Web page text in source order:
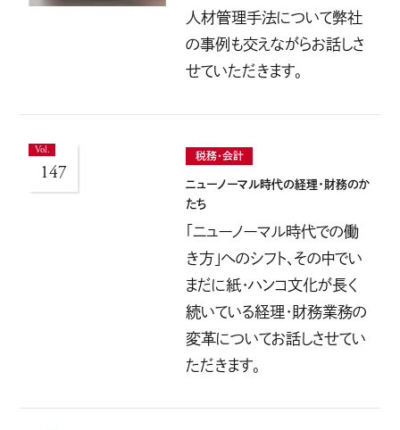
人材管理手法について弊社
の事例も交えながらお話しさ
せていただきます。
147
税務・会計
ニューノーマル時代の経理・財務のか
たち
「ニューノーマル時代での働
き方」へのシフト、その中でい
まだに紙・ハンコ文化が長く
続いている経理・財務業務の
変革についてお話しさせてい
ただきます。